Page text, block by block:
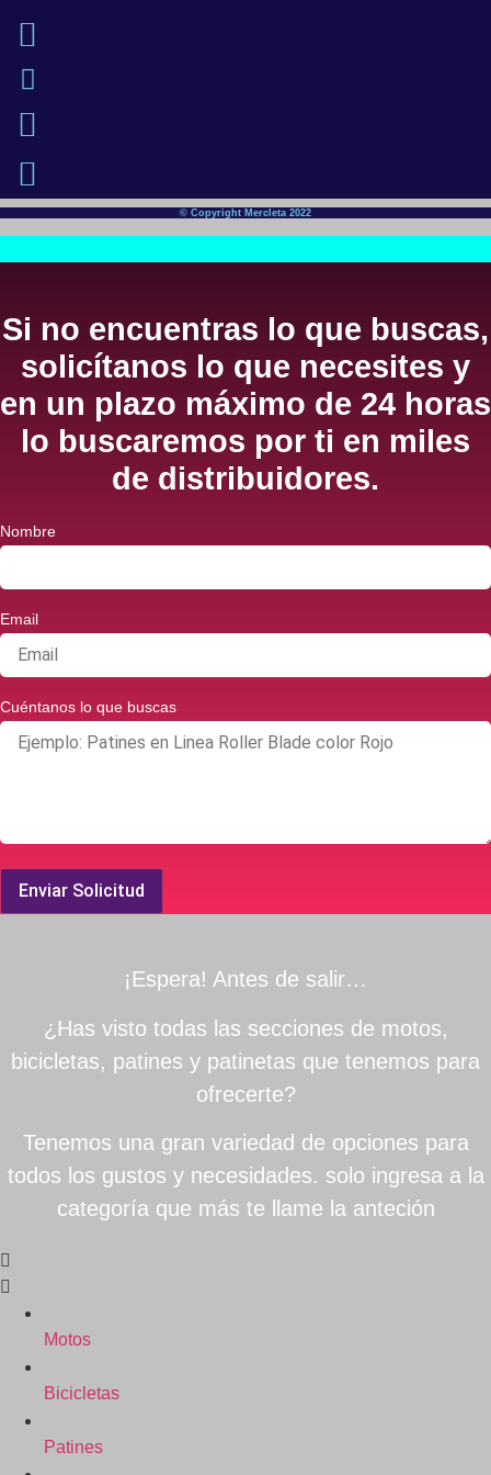
© Copyright Mercleta 2022
Si no encuentras lo que buscas,
solicítanos lo que necesites y
en un plazo máximo de 24 horas
lo buscaremos por ti en miles
de distribuidores.
Nombre
Email
Cuéntanos lo que buscas
Enviar Solicitud
¡Espera! Antes de salir…
¿Has visto todas las secciones de motos,
bicicletas, patines y patinetas que tenemos para
ofrecerte?
Tenemos una gran variedad de opciones para
todos los gustos y necesidades. solo ingresa a la
categoría que más te llame la anteción
Motos
Bicicletas
Patines